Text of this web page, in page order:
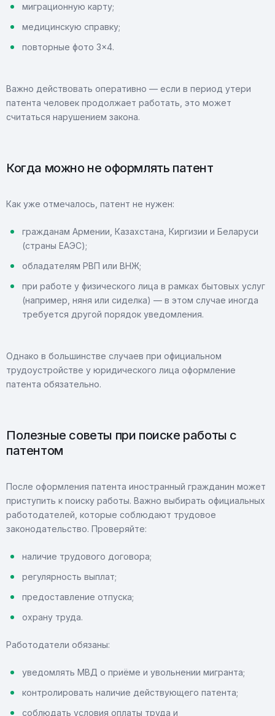
миграционную карту;
медицинскую справку;
повторные фото 3×4.
Важно действовать оперативно — если в период утери
патента человек продолжает работать, это может
считаться нарушением закона.
Когда можно не оформлять патент
Как уже отмечалось, патент не нужен:
гражданам Армении, Казахстана, Киргизии и Беларуси
(страны ЕАЭС);
обладателям РВП или ВНЖ;
при работе у физического лица в рамках бытовых услуг
(например, няня или сиделка) — в этом случае иногда
требуется другой порядок уведомления.
Однако в большинстве случаев при официальном
трудоустройстве у юридического лица оформление
патента обязательно.
Полезные советы при поиске работы с
патентом
После оформления патента иностранный гражданин может
приступить к поиску работы. Важно выбирать официальных
работодателей, которые соблюдают трудовое
законодательство. Проверяйте:
наличие трудового договора;
регулярность выплат;
предоставление отпуска;
охрану труда.
Работодатели обязаны:
уведомлять МВД о приёме и увольнении мигранта;
контролировать наличие действующего патента;
соблюдать условия оплаты труда и